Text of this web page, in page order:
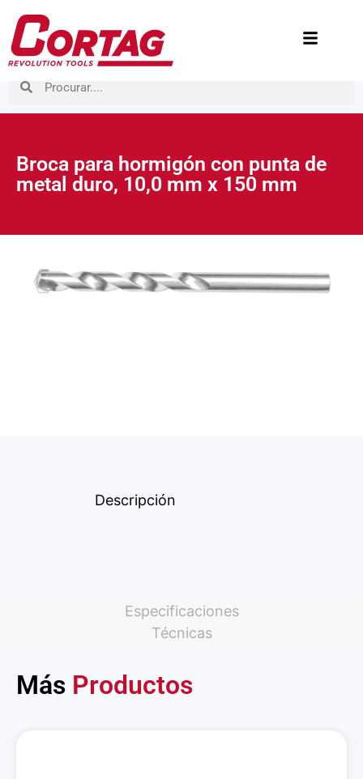
Broca para hormigón con punta de
metal duro, 10,0 mm x 150 mm
Descripción
Especificaciones
Técnicas
Más Productos